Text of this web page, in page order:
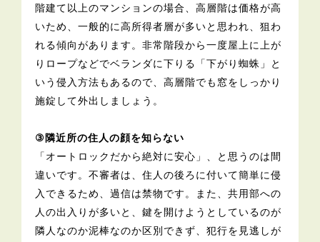
階建て以上のマンションの場合、高層階は価格が高
いため、一般的に高所得者層が多いと思われ、狙わ
れる傾向があります。非常階段から一度屋上に上が
りロープなどでベランダに下りる「下がり蜘蛛」と
いう侵入方法もあるので、高層階でも窓をしっかり
施錠して外出しましょう。
③隣近所の住人の顔を知らない
「オートロックだから絶対に安心」、と思うのは間
違いです。不審者は、住人の後ろに付いて簡単に侵
入できるため、過信は禁物です。また、共用部への
人の出入りが多いと、鍵を開けようとしているのが
隣人なのか泥棒なのか区別できず、犯行を見逃しが